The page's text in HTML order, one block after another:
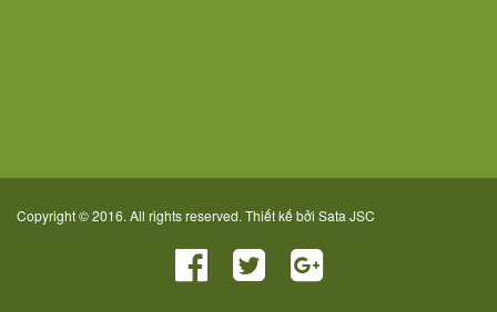
Copyright © 2016. All rights reserved. Thiết kế bởi Sata JSC